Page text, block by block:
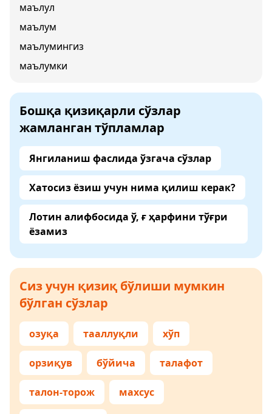
маълул
маълум
маълумингиз
маълумки
Бошқа қизиқарли сўзлар
жамланган тўпламлар
Янгиланиш фаслида ўзгача сўзлар
Хатосиз ёзиш учун нима қилиш керак?
Лотин алифбосида ў, ғ ҳарфини тўғри
ёзамиз
Сиз учун қизиқ бўлиши мумкин
бўлган сўзлар
озуқа тааллуқли хўп
орзиқув бўйича талафот
талон-торож махсус